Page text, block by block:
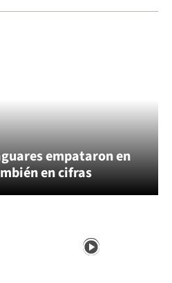
empataron en
en cifras